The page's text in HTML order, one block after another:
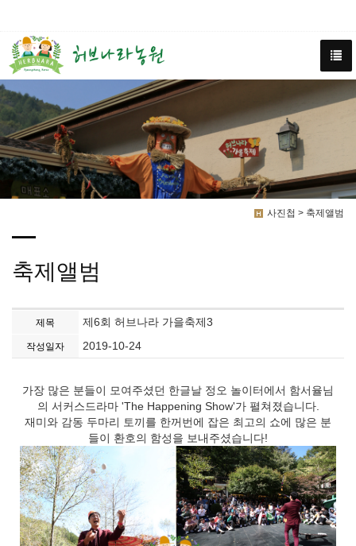
사진첩 > 축제앨범
축제앨범
제목 제6회 허브나라 가을축제3
작성일자 2019-10-24
가장 많은 분들이 모여주셨던 한글날 정오 놀이터에서 함서율님
의 서커스드라마 'The Happening Show'가 펼쳐졌습니다.
재미와 감동 두마리 토끼를 한꺼번에 잡은 최고의 쇼에 많은 분
들이 환호의 함성을 보내주셨습니다!